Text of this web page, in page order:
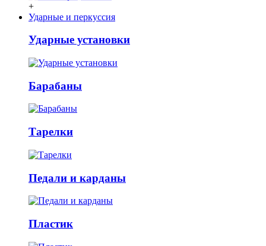
+
Ударные и перкуссия
Ударные установки
Барабаны
Тарелки
Педали и карданы
Пластик